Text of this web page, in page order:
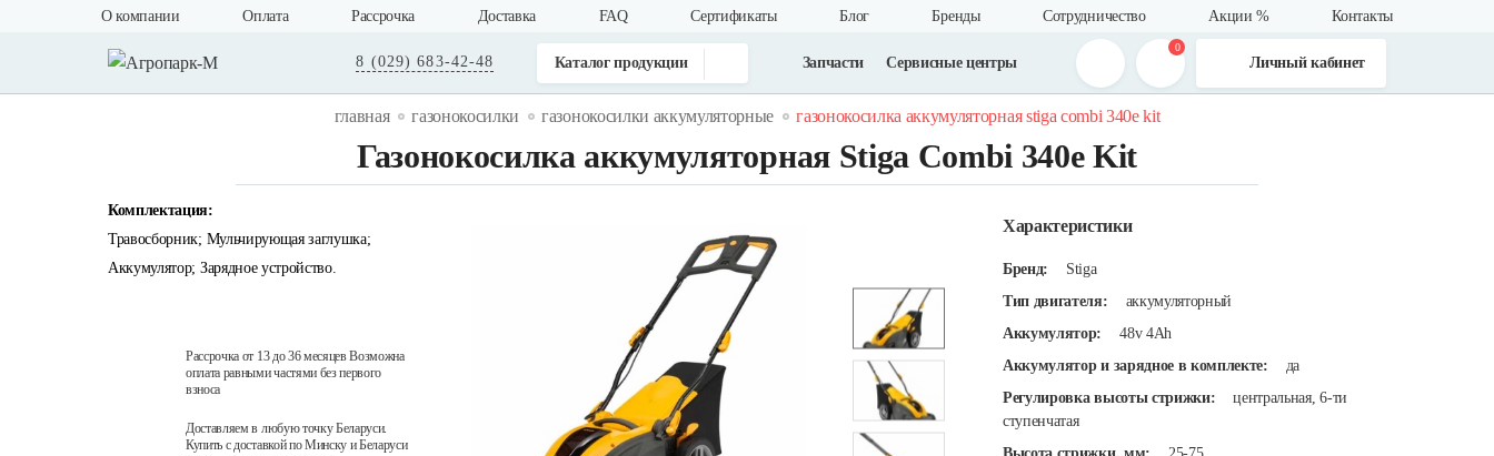
О компании Оплата Рассрочка Доставка FAQ Cертификаты Блог Бренды Сотрудничество Акции % Контакты
8 (029) 683-42-48 Каталог продукции Запчасти Сервисные центры
0
Личный кабинет
главная газонокосилки газонокосилки аккумуляторные газонокосилка аккумуляторная stiga combi 340e kit
Газонокосилка аккумуляторная Stiga Combi 340e Kit
Комплектация:
Травосборник; Мульчирующая заглушка;
Aккумулятор; Зарядное устройство.
Рассрочка от 13 до 36 месяцев Возможна
оплата равными частями без первого
взноса
Доставляем в любую точку Беларуси.
Купить с доставкой по Минску и Беларуси
Характеристики
Бренд:
Stiga
Тип двигателя:
аккумуляторный
Аккумулятор:
48v 4Ah
Аккумулятор и зарядное в комплекте:
да
Регулировка высоты стрижки:
центральная, 6-ти
ступенчатая